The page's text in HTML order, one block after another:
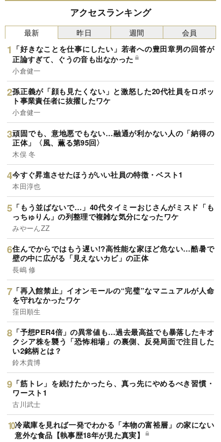
アクセスランキング
最新
「好きなことを仕事にしたい」若者への豊田章男の回答が
正論すぎて、ぐうの音も出なかった
小倉健一
孫正義が「顔も見たくない」と激怒した20代社員をロボッ
ト事業責任者に抜擢したワケ
小倉健一
頑固でも、意地悪でもない…融通が利かない人の「納得の
正体」〈風、薫る第95回〉
木俣 冬
今すぐ昇進させたほうがいい社員の特徴・ベスト1
本田淳也
「もう並ばないで…」40代タイミーおじさんがミスド「も
っちゅりん」の列整理で複雑な気分になったワケ
みやーんZZ
住んでからではもう遅い!?高性能な家ほど危ない…酷暑で
壁の中に広がる「見えないカビ」の正体
長嶋 修
「再入館禁止」イオンモールの“完璧”なマニュアルが人命
を守れなかったワケ
窪田順生
「予想PER4倍」の異常値も…過去最高益でも暴落したキオ
クシア株を襲う「恐怖相場」の裏側、反発局面で注目した
い2銘柄とは？
鈴木貴博
「筋トレ」を続けたかったら、真っ先にやめるべき習慣・
ワースト1
古川武士
冷蔵庫を見れば一発でわかる「本物の富裕層」の家にない
意外な食品【執事歴18年が見た真実】
昨日 週間 会員